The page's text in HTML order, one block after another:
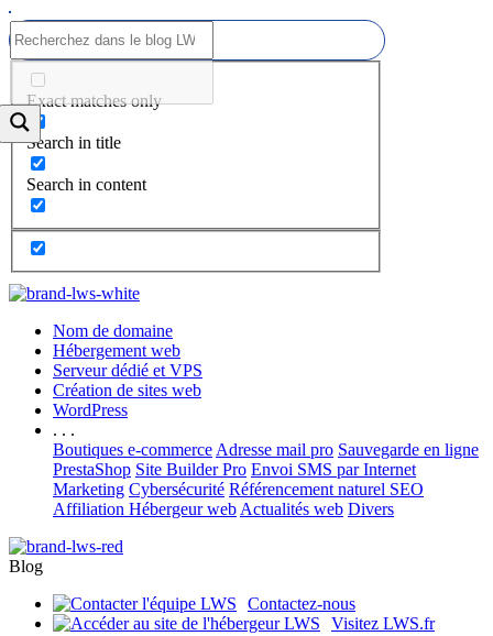
Exact matches only
Search in title
Search in content
Nom de domaine
Hébergement web
Serveur dédié et VPS
Création de sites web
WordPress
. . .
Boutiques e-commerce Adresse mail pro Sauvegarde en ligne
PrestaShop Site Builder Pro Envoi SMS par Internet
Marketing Cybersécurité Référencement naturel SEO
Affiliation Hébergeur web Actualités web Divers
Blog
Contactez-nous
Visitez LWS.fr